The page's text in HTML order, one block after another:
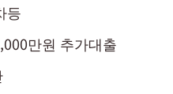
등
만원 추가대출